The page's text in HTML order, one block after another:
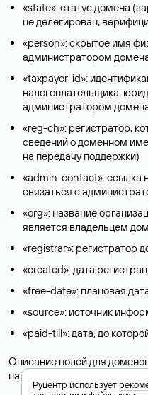
«state»: статус домена
не делегирован,
«person»: скрытое имя
администратором
«taxpayer-id»:
налогоплательщика-
администратором
«reg-ch»: регистратор,
сведений о доменном
на передачу поддержки)
«admin-contact»: ссылка
связаться с
«org»: название
является владельцем
«registrar»: регистратор
«created»: дата
«free-date»: плановая
«source»: источник
«paid-till»: дата, до
Описание полей для
национальных доменах
Руцентр использует